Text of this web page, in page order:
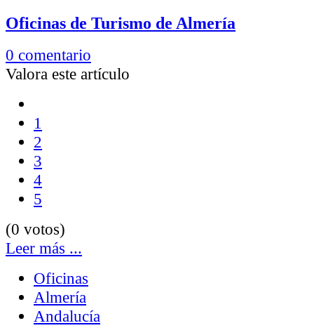
Oficinas de Turismo de Almería
0 comentario
Valora este artículo
1
2
3
4
5
(0 votos)
Leer más ...
Oficinas
Almería
Andalucía